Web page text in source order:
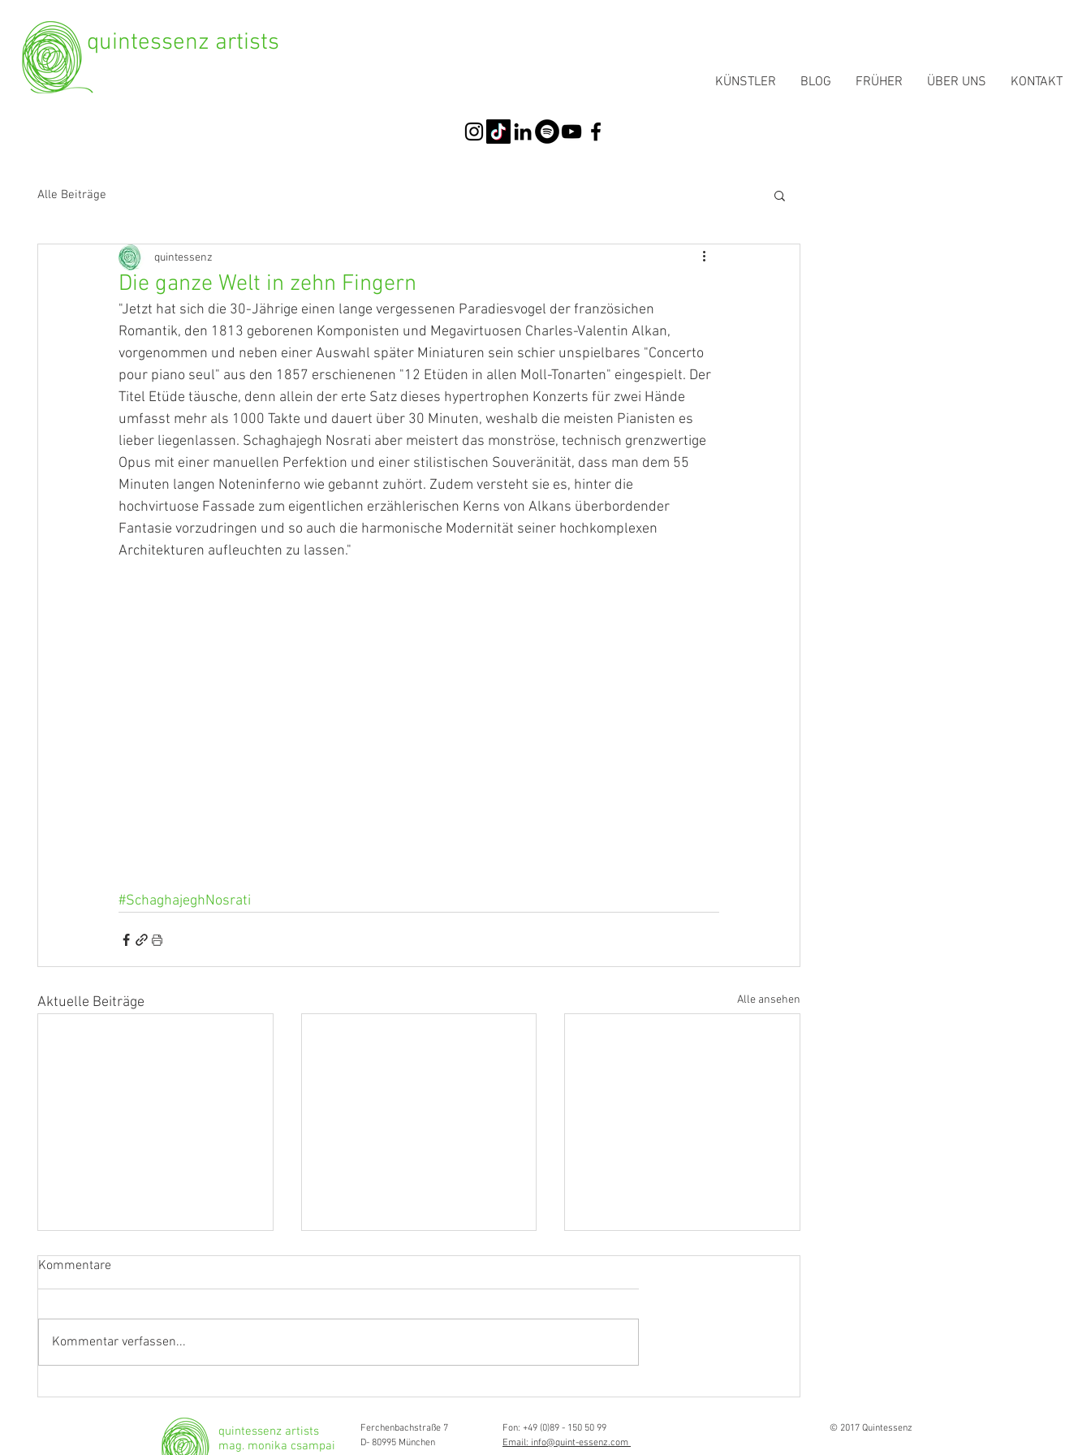
quintessenz artists
KÜNSTLER BLOG FRÜHER ÜBER UNS KONTAKT
Alle Beiträge
Die ganze Welt in zehn Fingern
quintessenz
"Jetzt hat sich die 30-Jährige einen lange vergessenen Paradiesvogel der französichen
Romantik, den 1813 geborenen Komponisten und Megavirtuosen Charles-Valentin Alkan,
vorgenommen und neben einer Auswahl später Miniaturen sein schier unspielbares "Concerto
pour piano seul" aus den 1857 erschienenen "12 Etüden in allen Moll-Tonarten" eingespielt. Der
Titel Etüde täusche, denn allein der erte Satz dieses hypertrophen Konzerts für zwei Hände
umfasst mehr als 1000 Takte und dauert über 30 Minuten, weshalb die meisten Pianisten es
lieber liegenlassen. Schaghajegh Nosrati aber meistert das monströse, technisch grenzwertige
Opus mit einer manuellen Perfektion und einer stilistischen Souveränität, dass man dem 55
Minuten langen Noteninferno wie gebannt zuhört. Zudem versteht sie es, hinter die
hochvirtuose Fassade zum eigentlichen erzählerischen Kerns von Alkans überbordender
Fantasie vorzudringen und so auch die harmonische Modernität seiner hochkomplexen
Architekturen aufleuchten zu lassen."
#SchaghajeghNosrati
Aktuelle Beiträge Alle ansehen
musikalische Grenzgängerin
Kommentare
Kommentar verfassen...
quintessenz artists
mag. monika csampai
Ferchenbachstraße 7
D- 80995 München
Fon: +49 (0)89 - 150 50 99
Email: info@quint-essenz.com
© 2017 Quintessenz